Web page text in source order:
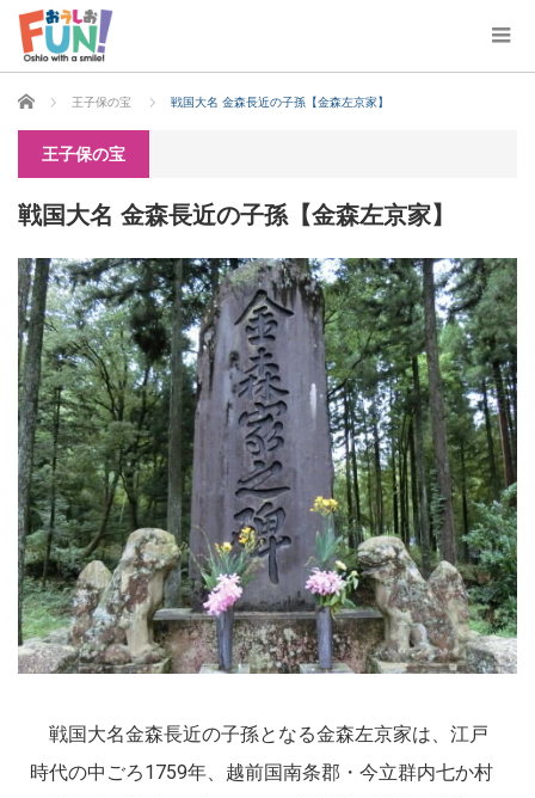
ホーム 王子保の宝 戦国大名 金森長近の子孫【金森左京家】
王子保の宝
戦国大名 金森長近の子孫【金森左京家】
戦国大名金森長近の子孫となる金森左京家は、江戸
時代の中ごろ1759年、越前国南条郡・今立群内七か村